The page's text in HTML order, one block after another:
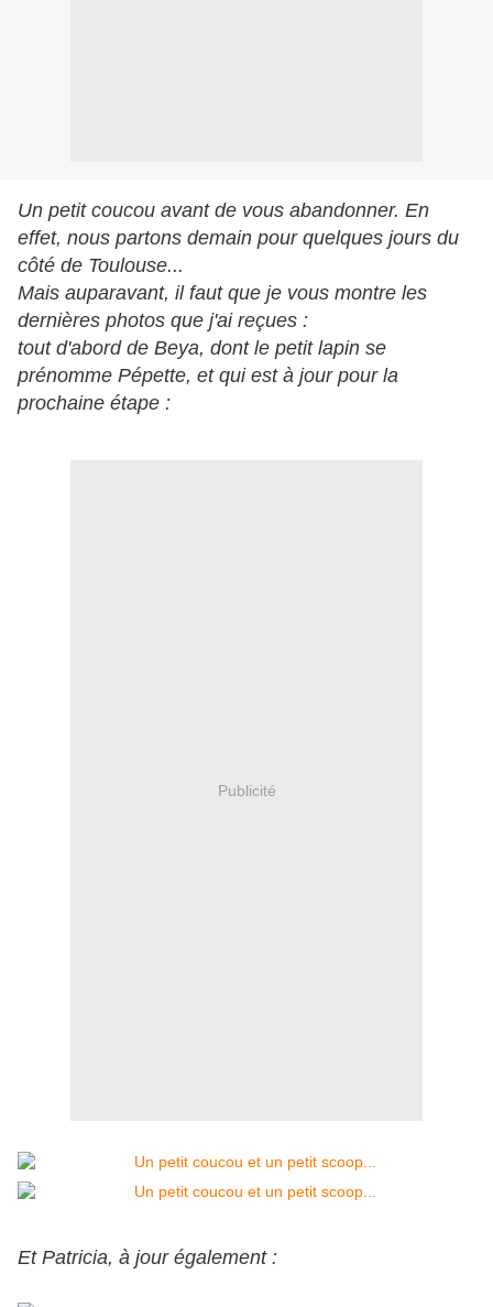
Un petit coucou avant de vous abandonner. En
effet, nous partons demain pour quelques jours du
côté de Toulouse...
Mais auparavant, il faut que je vous montre les
dernières photos que j'ai reçues :
tout d'abord de Beya, dont le petit lapin se
prénomme Pépette, et qui est à jour pour la
prochaine étape :
Publicité
Et Patricia, à jour également :